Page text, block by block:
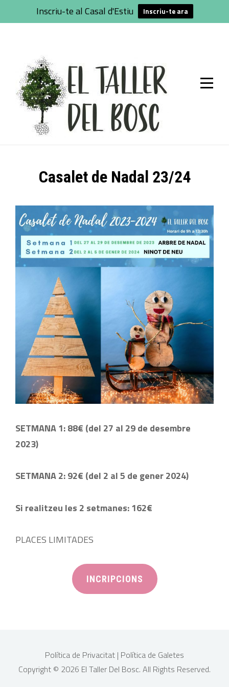
Inscriu-te al Casal d'Estiu Inscriu-te ara
content
Casalet de Nadal 23/24
SETMANA 1: 88€ (del 27 al 29 de desembre
2023)
SETMANA 2: 92€ (del 2 al 5 de gener 2024)
Si realitzeu les 2 setmanes: 162€
PLACES LIMITADES
INCRIPCIONS
Política de Privacitat | Política de Galetes
Copyright © 2026 El Taller Del Bosc. All Rights Reserved.